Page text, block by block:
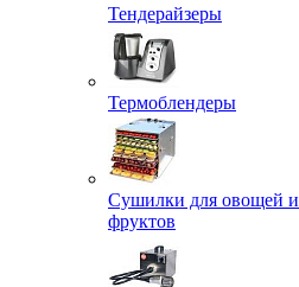
Тендерайзеры
Термоблендеры
Сушилки для овощей и
фруктов